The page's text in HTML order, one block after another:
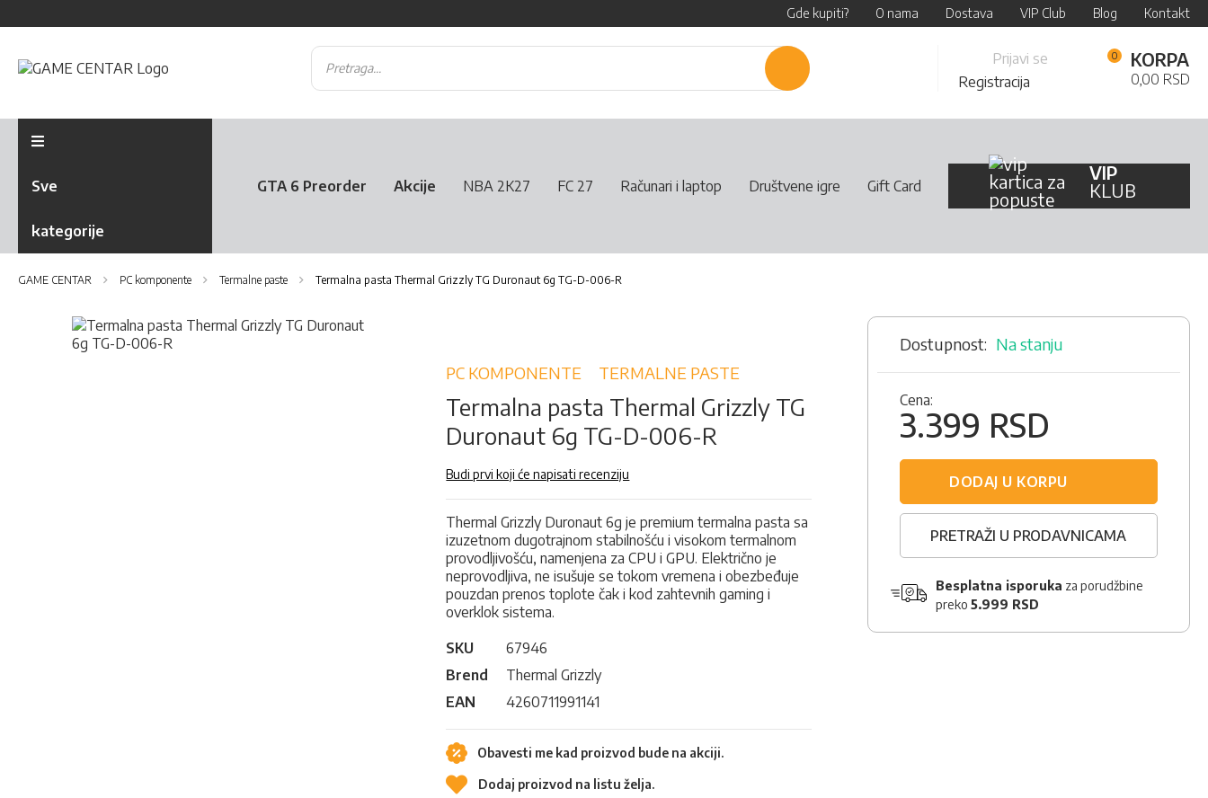
Gde kupiti? O nama Dostava VIP Club Blog Kontakt
Pretraži
Content
Prijavi se
Registracija
KORPA
0,00 RSD
Sve
kategorije
GTA 6 Preorder Akcije NBA 2K27 FC 27 Računari i laptop Društvene igre Gift Card
VIP
KLUB
GAME CENTAR PC komponente Termalne paste Termalna pasta Thermal Grizzly TG Duronaut 6g TG-D-006-R
Skip
to
PC KOMPONENTE TERMALNE PASTE
Termalna pasta Thermal Grizzly TG
Duronaut 6g TG-D-006-R
Budi prvi koji će napisati recenziju
Thermal Grizzly Duronaut 6g je premium termalna pasta sa
izuzetnom dugotrajnom stabilnošću i visokom termalnom
provodljivošću, namenjena za CPU i GPU. Električno je
neprovodljiva, ne isušuje se tokom vremena i obezbeđuje
pouzdan prenos toplote čak i kod zahtevnih gaming i
overklok sistema.
SKU
67946
Brend
Thermal Grizzly
EAN
4260711991141
Obavesti me kad proizvod bude na akciji.
Dodaj proizvod na listu želja.
Na stanju
Cena:
3.399 RSD
DODAJ U KORPU
PRETRAŽI U PRODAVNICAMA
Besplatna isporuka za porudžbine
preko 5.999 RSD